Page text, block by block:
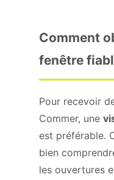
Comment
fenêtre
Pour recevoir
Commer, une
est préférable.
bien
les ouvertures